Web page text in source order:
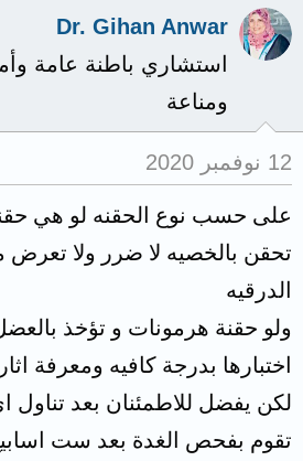
Dr. Gihan Anwar
استشاري باطنة عامة
ومناعة
12 نوفمبر 2020
على حسب نوع الحقنه لو هي
تحقن بالخصيه لا ضرر ولا تعرض
الدرقيه
ولو حقنة هرمونات و تؤخذ
اختبارها بدرجة كافيه ومعرفة
لكن يفضل للاطمئنان بعد تناول
تقوم بفحص الغدة بعد ست